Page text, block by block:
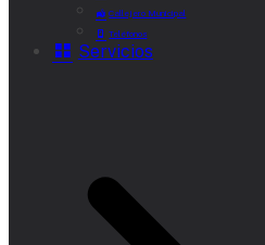
Callejero Municipal
Teléfonos
Servicios